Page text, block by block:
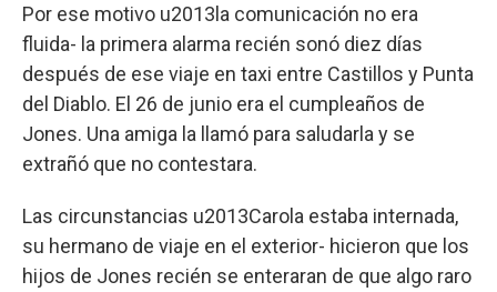
Por ese motivo u2013la comunicación no era
fluida- la primera alarma recién sonó diez días
después de ese viaje en taxi entre Castillos y Punta
del Diablo. El 26 de junio era el cumpleaños de
Jones. Una amiga la llamó para saludarla y se
extrañó que no contestara.
Las circunstancias u2013Carola estaba internada,
su hermano de viaje en el exterior- hicieron que los
hijos de Jones recién se enteraran de que algo raro